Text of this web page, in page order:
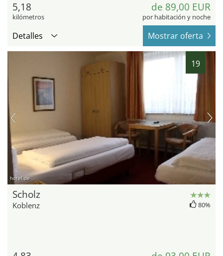
5,18
kilómetros
de 89,00 EUR
por habitación y noche
Detalles Mostrar oferta
19
hotel.de
Scholz
Koblenz 80%